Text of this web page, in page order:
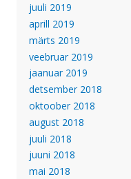
juuli 2019
aprill 2019
märts 2019
veebruar 2019
jaanuar 2019
detsember 2018
oktoober 2018
august 2018
juuli 2018
juuni 2018
mai 2018